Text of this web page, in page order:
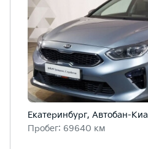
Екатеринбург, Автобан-Киа
Пробег: 69640 км